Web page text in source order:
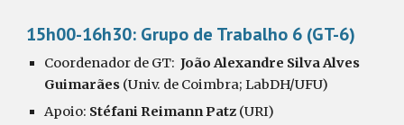
15h00-16h30: Grupo de Trabalho 6 (GT-6)
Coordenador de GT: João Alexandre Silva Alves
Guimarães (Univ. de Coimbra; LabDH/UFU)
Apoio: Stéfani Reimann Patz (URI)